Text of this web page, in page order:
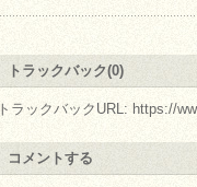
トラックバック(0)
トラックバックURL: https://
コメントする